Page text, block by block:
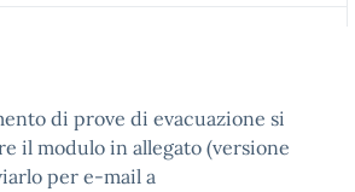
di prove di evacuazione si
il modulo in allegato (versione
per e-mail a